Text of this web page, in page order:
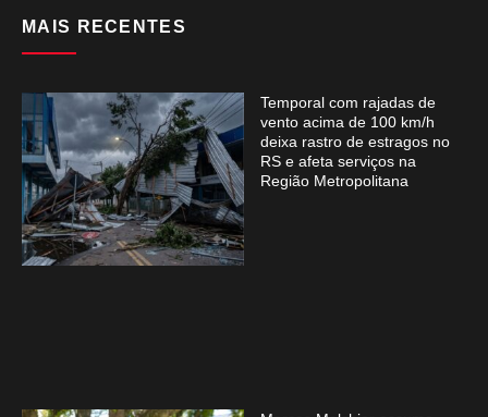
MAIS RECENTES
Temporal com rajadas de
vento acima de 100 km/h
deixa rastro de estragos no
RS e afeta serviços na
Região Metropolitana